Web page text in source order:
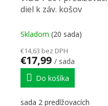
diel k záv. košov
Skladom (20 sada)
€14,63 bez DPH
€17,99 / sada
Do košíka
sada 2 predlžovacích